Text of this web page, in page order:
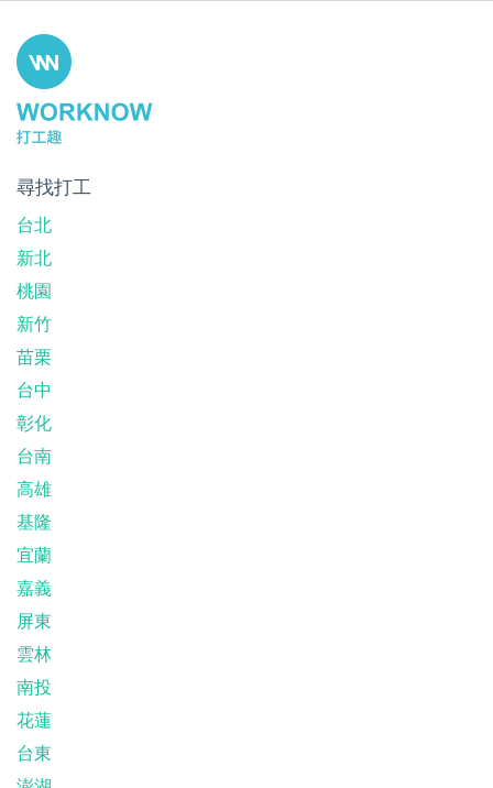
尋找打工
台北
新北
桃園
新竹
苗栗
台中
彰化
台南
高雄
基隆
宜蘭
嘉義
屏東
雲林
南投
花蓮
台東